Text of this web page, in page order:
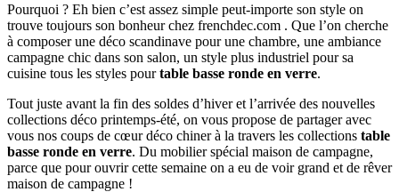
Pourquoi ? Eh bien c’est assez simple peut-importe son style on
trouve toujours son bonheur chez frenchdec.com . Que l’on cherche
à composer une déco scandinave pour une chambre, une ambiance
campagne chic dans son salon, un style plus industriel pour sa
cuisine tous les styles pourtable basse ronde en verre.
Tout juste avant la fin des soldes d’hiver et l’arrivée des nouvelles
collections déco printemps-été, on vous propose de partager avec
vous nos coups de cœur déco chiner à la travers les collections table
basse ronde en verre. Du mobilier spécial maison de campagne,
parce que pour ouvrir cette semaine on a eu de voir grand et de rêver
maison de campagne !